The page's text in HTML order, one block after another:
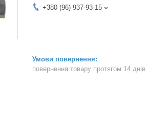
+380 (96) 937-93-15
повернення товару протягом 14 днів